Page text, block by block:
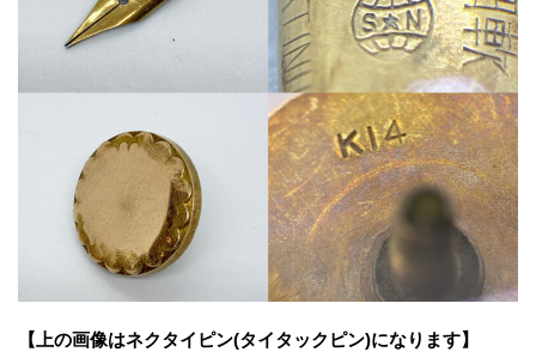
【上の画像はネクタイピン(タイタックピン)になります】